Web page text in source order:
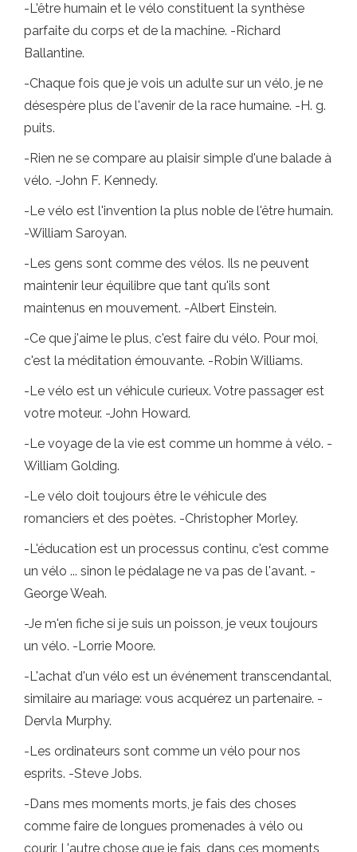
-L'être humain et le vélo constituent la synthèse
parfaite du corps et de la machine. -Richard
Ballantine.
-Chaque fois que je vois un adulte sur un vélo, je ne
désespère plus de l'avenir de la race humaine. -H. g.
puits.
-Rien ne se compare au plaisir simple d'une balade à
vélo. -John F. Kennedy.
-Le vélo est l'invention la plus noble de l'être humain.
-William Saroyan.
-Les gens sont comme des vélos. Ils ne peuvent
maintenir leur équilibre que tant qu'ils sont
maintenus en mouvement. -Albert Einstein.
-Ce que j'aime le plus, c'est faire du vélo. Pour moi,
c'est la méditation émouvante. -Robin Williams.
-Le vélo est un véhicule curieux. Votre passager est
votre moteur. -John Howard.
-Le voyage de la vie est comme un homme à vélo. -
William Golding.
-Le vélo doit toujours être le véhicule des
romanciers et des poètes. -Christopher Morley.
-L'éducation est un processus continu, c'est comme
un vélo ... sinon le pédalage ne va pas de l'avant. -
George Weah.
-Je m'en fiche si je suis un poisson, je veux toujours
un vélo. -Lorrie Moore.
-L'achat d'un vélo est un événement transcendantal,
similaire au mariage: vous acquérez un partenaire. -
Dervla Murphy.
-Les ordinateurs sont comme un vélo pour nos
esprits. -Steve Jobs.
-Dans mes moments morts, je fais des choses
comme faire de longues promenades à vélo ou
courir. L'autre chose que je fais, dans ces moments